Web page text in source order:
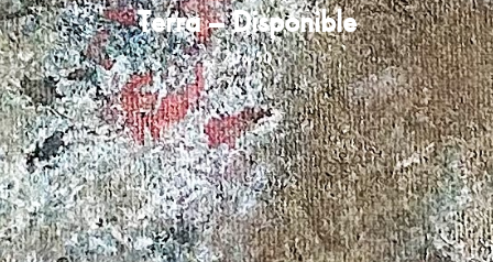
Terra – Disponible
70 x 50